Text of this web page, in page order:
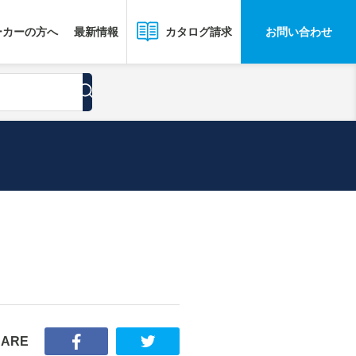
ーの方へ 最新情報 カタログ請求 お問い合わせ